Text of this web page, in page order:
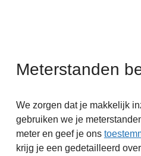
Meterstanden
We zorgen dat je makkelijk
gebruiken we je
meter en geef je ons
krijg je een gedetailleerd